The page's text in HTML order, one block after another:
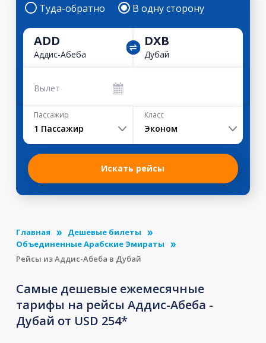
Туда-обратно В одну сторону
ADD
Аддис-Абеба
DXB
Дубай
Вылет
Пассажир
1 Пассажир
Класс
Эконом
Искать рейсы
Главная
Дешевые билеты
Объединенные Арабские Эмираты
Рейсы из Аддис-Абеба в Дубай
Самые дешевые ежемесячные
тарифы на рейсы Аддис-Абеба -
Дубай от USD 254*